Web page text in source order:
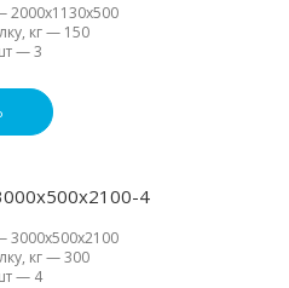
2000х1130х500
кг— 150
—3
4
3000х500х2100
кг—300
— 4